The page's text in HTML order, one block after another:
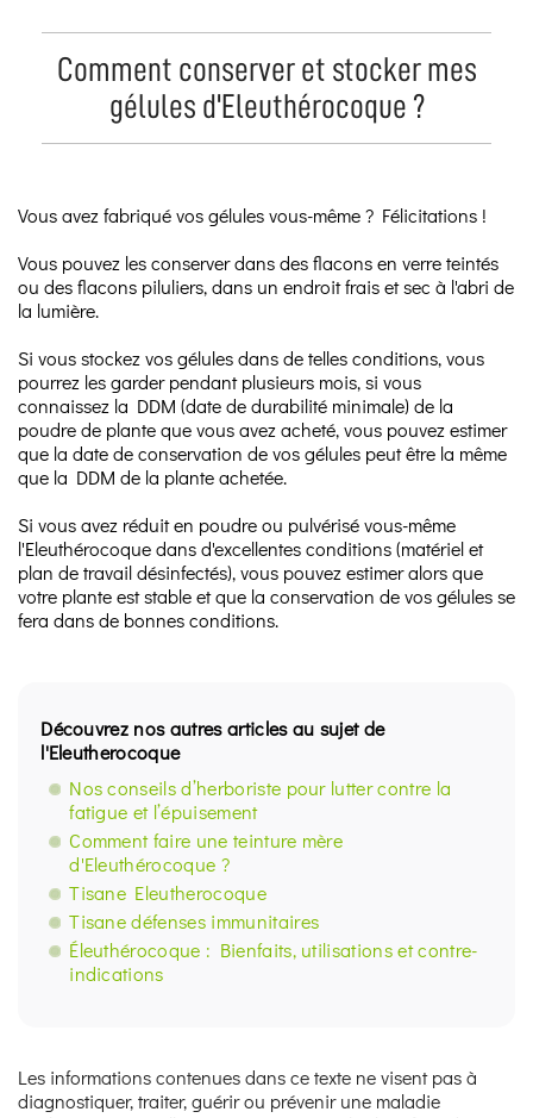
Comment conserver et stocker mes
gélules d'Eleuthérocoque ?
Vous avez fabriqué vos gélules vous-même ? Félicitations !
Vous pouvez les conserver dans des flacons en verre teintés
ou des flacons piluliers, dans un endroit frais et sec à l'abri de
la lumière.
Si vous stockez vos gélules dans de telles conditions, vous
pourrez les garder pendant plusieurs mois, si vous
connaissez la DDM (date de durabilité minimale) de la
poudre de plante que vous avez acheté, vous pouvez estimer
que la date de conservation de vos gélules peut être la même
que la DDM de la plante achetée.
Si vous avez réduit en poudre ou pulvérisé vous-même
l'Eleuthérocoque dans d'excellentes conditions (matériel et
plan de travail désinfectés), vous pouvez estimer alors que
votre plante est stable et que la conservation de vos gélules se
fera dans de bonnes conditions.
Découvrez nos autres articles au sujet de
l'Eleutherocoque
Nos conseils d’herboriste pour lutter contre la
fatigue et l’épuisement
Comment faire une teinture mère
d'Eleuthérocoque ?
Tisane Eleutherocoque
Tisane défenses immunitaires
Éleuthérocoque : Bienfaits, utilisations et contre-
indications
Les informations contenues dans ce texte ne visent pas à
diagnostiquer, traiter, guérir ou prévenir une maladie